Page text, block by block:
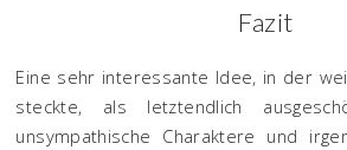
Fazit
Eine sehr interessante Idee, in der
steckte, als letztendlich
unsympathische Charaktere und